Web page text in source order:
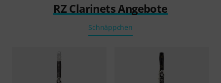
RZ Clarinets Angebote
Schnäppchen